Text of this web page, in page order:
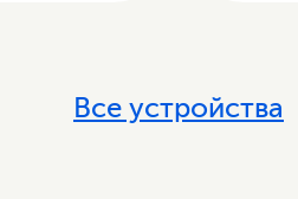
Все устройства